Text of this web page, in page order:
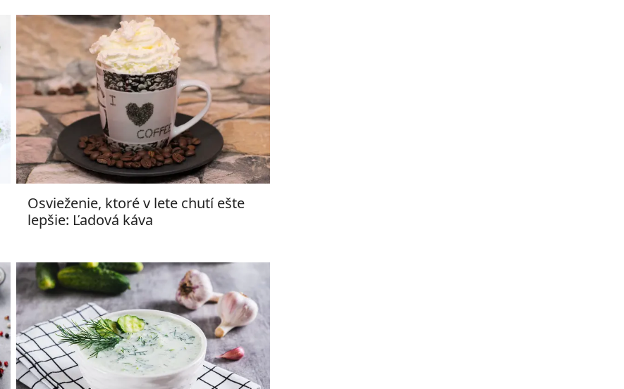
Osvieženie, ktoré v lete chutí ešte
lepšie: Ľadová káva